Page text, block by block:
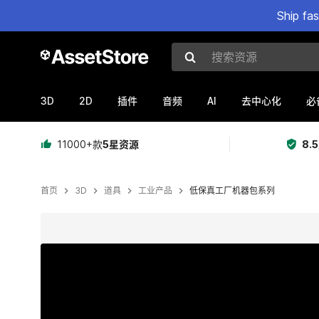
Ship
搜索资源
3D 2D 插件 音频 AI 去中心化 必
11000+款5星资源
首页 3D 道具 工业产品 低保真工厂机器包系列